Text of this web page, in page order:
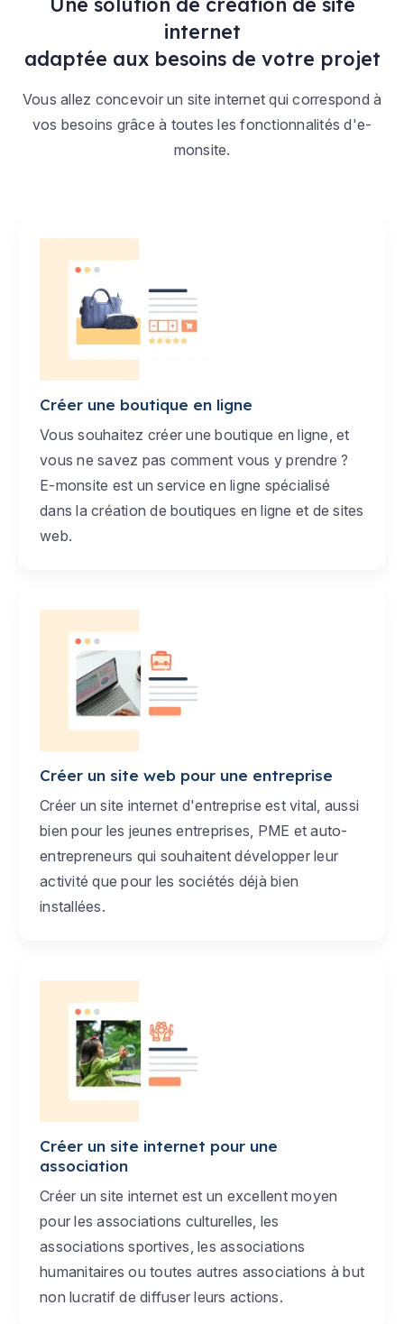
internet
adaptée aux besoins de votre projet
Vous allez concevoir un site internet qui correspond à
vos besoins grâce à toutes les fonctionnalités d'e-
monsite.
Créer une boutique en ligne
Vous souhaitez créer une boutique en ligne, et
vous ne savez pas comment vous y prendre ?
E-monsite est un service en ligne spécialisé
dans la création de boutiques en ligne et de sites
web.
Créer un site web pour une entreprise
Créer un site internet d'entreprise est vital, aussi
bien pour les jeunes entreprises, PME et auto-
entrepreneurs qui souhaitent développer leur
activité que pour les sociétés déjà bien
installées.
Créer un site internet pour une
association
Créer un site internet est un excellent moyen
pour les associations culturelles, les
associations sportives, les associations
humanitaires ou toutes autres associations à but
non lucratif de diffuser leurs actions.